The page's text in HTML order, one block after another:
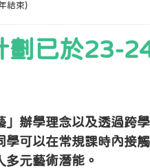
結束)
劃已於23-
」辦學理念以及透過跨
學可以在常規課時內接
元藝術潛能。